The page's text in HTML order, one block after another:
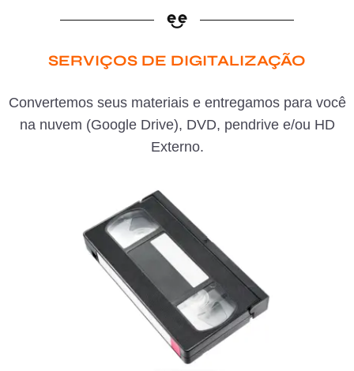
SERVIÇOS DE DIGITALIZAÇÃO
Convertemos seus materiais e entregamos para você
na nuvem (Google Drive), DVD, pendrive e/ou HD
Externo.